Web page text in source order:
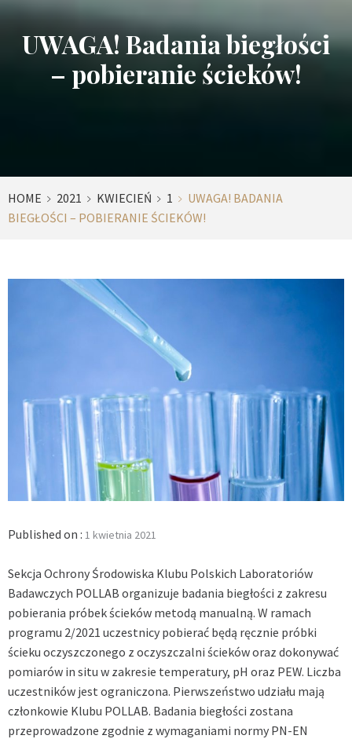
UWAGA! Badania biegłości
– pobieranie ścieków!
HOME 2021 KWIECIEŃ 1
UWAGA! BADANIA
BIEGŁOŚCI – POBIERANIE ŚCIEKÓW!
Published on : 1 kwietnia 2021
Sekcja Ochrony Środowiska Klubu Polskich Laboratoriów
Badawczych POLLAB organizuje badania biegłości z zakresu
pobierania próbek ścieków metodą manualną. W ramach
programu 2/2021 uczestnicy pobierać będą ręcznie próbki
ścieku oczyszczonego z oczyszczalni ścieków oraz dokonywać
pomiarów in situ w zakresie temperatury, pH oraz PEW. Liczba
uczestników jest ograniczona. Pierwszeństwo udziału mają
członkowie Klubu POLLAB. Badania biegłości zostana
przeprowadzone zgodnie z wymaganiami normy PN-EN